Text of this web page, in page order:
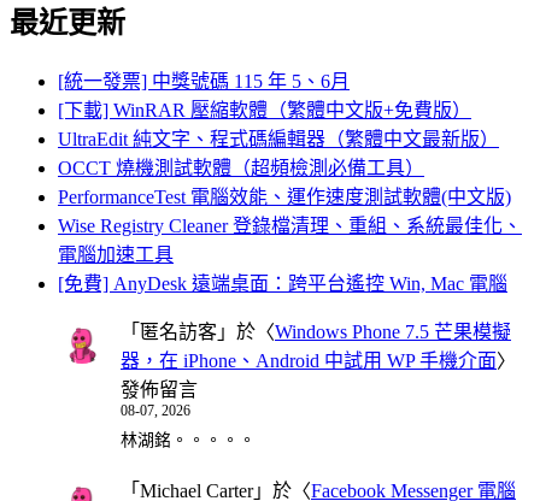
最近更新
[統一發票] 中獎號碼 115 年 5、6月
[下載] WinRAR 壓縮軟體（繁體中文版+免費版）
UltraEdit 純文字、程式碼編輯器（繁體中文最新版）
OCCT 燒機測試軟體（超頻檢測必備工具）
PerformanceTest 電腦效能、運作速度測試軟體(中文版)
Wise Registry Cleaner 登錄檔清理、重組、系統最佳化、
電腦加速工具
[免費] AnyDesk 遠端桌面：跨平台遙控 Win, Mac 電腦
「 匿名訪客 」於〈Windows Phone 7.5 芒果模擬
器，在 iPhone、Android 中試用 WP 手機介面〉
發佈留言
08-07, 2026
林湖銘。。。。。
「 Michael Carter」於〈Facebook Messenger 電腦